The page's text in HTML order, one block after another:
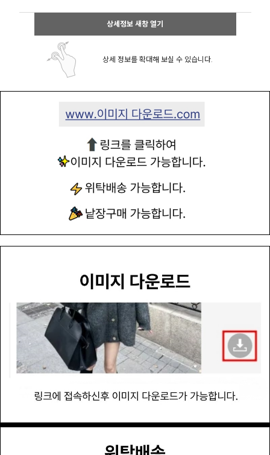
상세정보 새창 열기
상세 정보를 확대해 보실 수 있습니다.